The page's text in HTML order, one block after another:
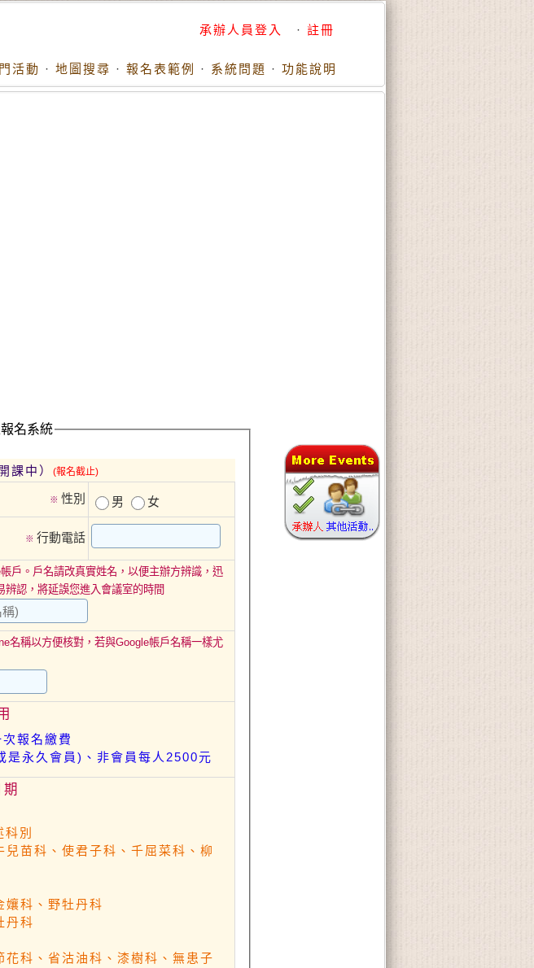
承辦人員登入 · 註冊
活動 · 地圖搜尋 · 報名表範例 · 系統問題 · 功能說明
名系統
課中） (報名截止)
※ 性別 男 女
※ 行動電話
戶。戶名請改真實姓名，以便主辦方辨識，迅
認，將延誤您進入會議室的時間
名稱以方便核對，若與Google帳戶名稱一樣尤
報名繳費
是永久會員)、非會員每人2500元
苗科、使君子科、千屈菜科、柳
野牡丹科
科
、省沽油科、漆樹科、無患子